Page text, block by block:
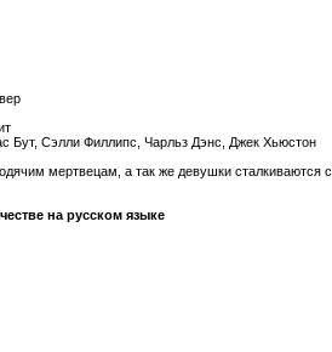
Бут, Сэлли Филлипс, Чарльз Дэнс, Джек Хьюстон
мертвецам, а так же девушки сталкиваются с
на русском языке